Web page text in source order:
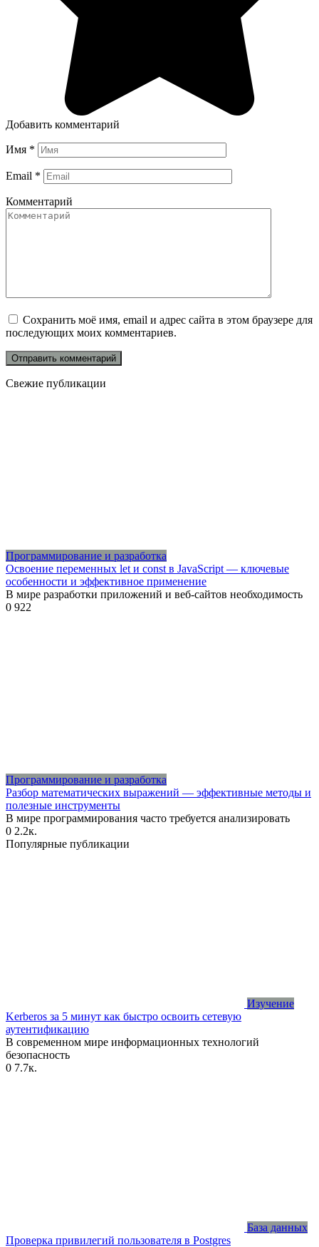
Добавить комментарий
Имя *
Email *
Комментарий
Сохранить моё имя, email и адрес сайта в этом браузере для
последующих моих комментариев.
Свежие публикации
Программирование и разработка
Освоение переменных let и const в JavaScript — ключевые
особенности и эффективное применение
В мире разработки приложений и веб-сайтов необходимость
0 922
Программирование и разработка
Разбор математических выражений — эффективные методы и
полезные инструменты
В мире программирования часто требуется анализировать
0 2.2к.
Популярные публикации
Изучение
Kerberos за 5 минут как быстро освоить сетевую
аутентификацию
В современном мире информационных технологий
безопасность
0 7.7к.
База данных
Проверка привилегий пользователя в Postgres